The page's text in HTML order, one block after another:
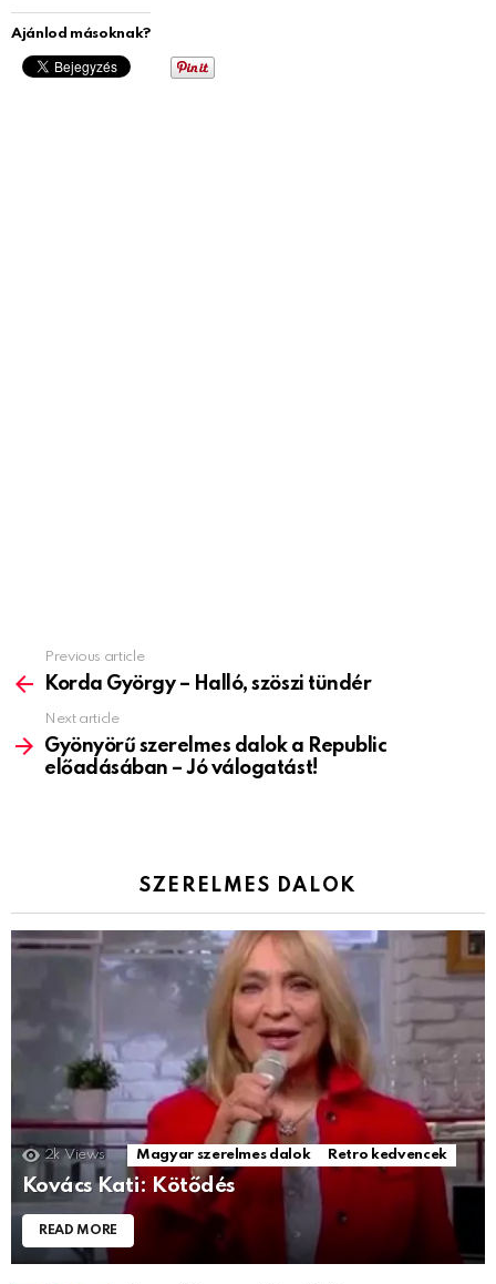
Ajánlod másoknak?
more
Previous article
Korda György – Halló, szöszi tündér
Next article
Gyönyörű szerelmes dalok a Republic
előadásában – Jó válogatást!
SZERELMES DALOK
2k Views Magyar szerelmes dalok Retro kedvencek
Kovács Kati: Kötődés
READ MORE